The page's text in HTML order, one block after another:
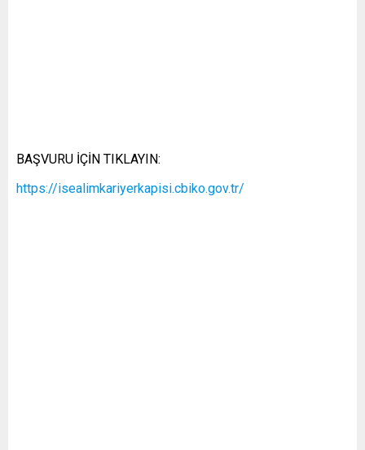
BAŞVURU İÇİN TIKLAYIN:
https://isealimkariyerkapisi.cbiko.gov.tr/